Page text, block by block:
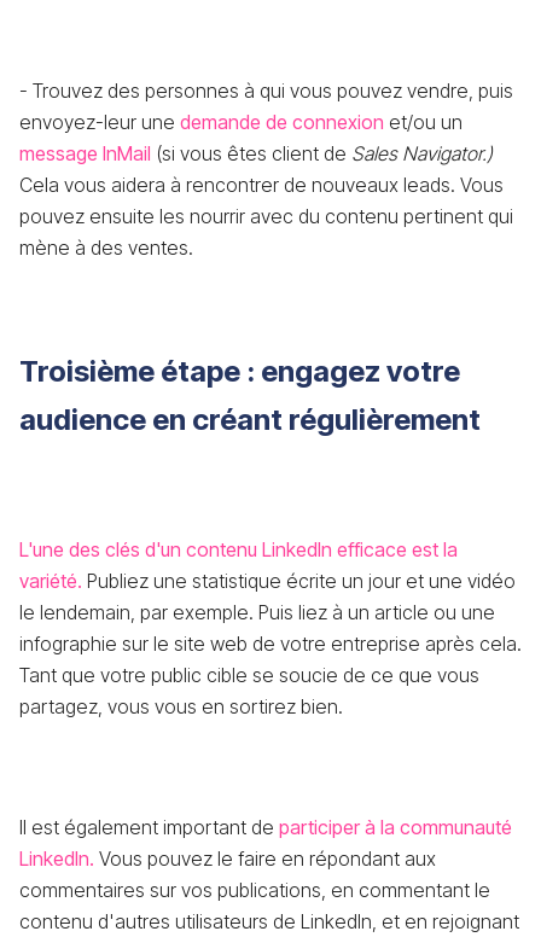
- Trouvez des personnes à qui vous pouvez vendre, puis
envoyez-leur une demande de connexion et/ou un
message InMail (si vous êtes client de Sales Navigator.)
Cela vous aidera à rencontrer de nouveaux leads. Vous
pouvez ensuite les nourrir avec du contenu pertinent qui
mène à des ventes.
Troisième étape : engagez votre
audience en créant régulièrement
L'une des clés d'un contenu LinkedIn efficace est la
variété. Publiez une statistique écrite un jour et une vidéo
le lendemain, par exemple. Puis liez à un article ou une
infographie sur le site web de votre entreprise après cela.
Tant que votre public cible se soucie de ce que vous
partagez, vous vous en sortirez bien.
Il est également important de participer à la communauté
LinkedIn. Vous pouvez le faire en répondant aux
commentaires sur vos publications, en commentant le
contenu d'autres utilisateurs de LinkedIn, et en rejoignant